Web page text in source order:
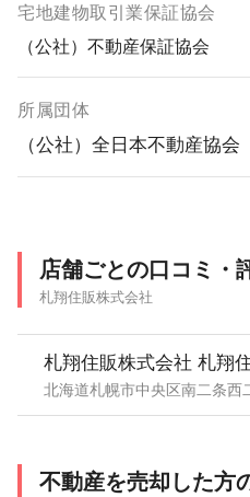
宅地建物取引業保証協会
（公社）不動産保証協会
所属団体
（公社）全日本不動産協会
店舗ごとの口コミ・
札翔住販株式会社
札翔住販株式会社 札翔
北海道札幌市中央区南二条西
不動産を売却した方